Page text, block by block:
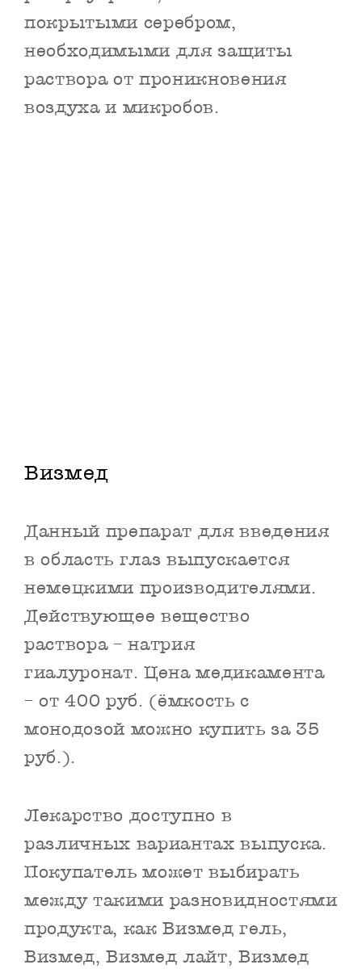
покрытыми серебром,
необходимыми для защиты
раствора от проникновения
воздуха и микробов.
Визмед
Данный препарат для введения
в область глаз выпускается
немецкими производителями.
Действующее вещество
раствора – натрия
гиалуронат. Цена медикамента
– от 400 руб. (ёмкость с
монодозой можно купить за 35
руб.).
Лекарство доступно в
различных вариантах выпуска.
Покупатель может выбирать
между такими разновидностями
продукта, как Визмед гель,
Визмед, Визмед лайт, Визмед